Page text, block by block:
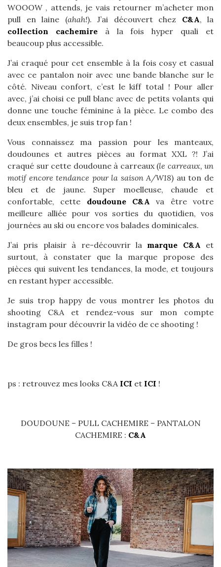
WOOOW , attends, je vais retourner m’acheter mon
pull en laine (ahah!). J’ai découvert chez C&A, la
collection cachemireà la fois hyper quali et
beaucoup plus accessible.
J’ai craqué pour cet ensemble à la fois cosy et casual
avec ce pantalon noir avec une bande blanche sur le
côté. Niveau confort, c’est le kiff total ! Pour aller
avec, j’ai choisi ce pull blanc avec de petits volants qui
donne une touche féminine à la pièce. Le combo des
deux ensembles, je suis trop fan !
Vous connaissez ma passion pour les manteaux,
doudounes et autres pièces au format XXL ?! J’ai
craqué sur cette doudoune à carreaux (le carreaux, un
motif encore tendance pour la saison A/W18) au ton de
bleu et de jaune. Super moelleuse, chaude et
confortable, cette doudoune C&A va être votre
meilleure alliée pour vos sorties du quotidien, vos
journées au ski ou encore vos balades dominicales.
J’ai pris plaisir à re-découvrir la marque C&A et
surtout, à constater que la marque propose des
pièces qui suivent les tendances, la mode, et toujours
en restant hyper accessible.
Je suis trop happy de vous montrer les photos du
shooting C&A et rendez-vous sur mon compte
instagram pour découvrir la vidéo de ce shooting !
De gros becs les filles !
ps : retrouvez mes looks C&A ICI et ICI !
DOUDOUNE – PULL CACHEMIRE – PANTALON
CACHEMIRE : C&A